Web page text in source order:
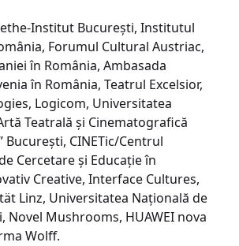
Institut București, Institutul
Forumul Cultural Austriac,
în România, Ambasada
în România, Teatrul Excelsior,
Logicom, Universitatea
Teatrală și Cinematografică
București, CINETic/Centrul
Cercetare și Educație în
Creative, Interface Cultures,
Linz, Universitatea Națională de
Novel Mushrooms, HUAWEI nova
Wolff.